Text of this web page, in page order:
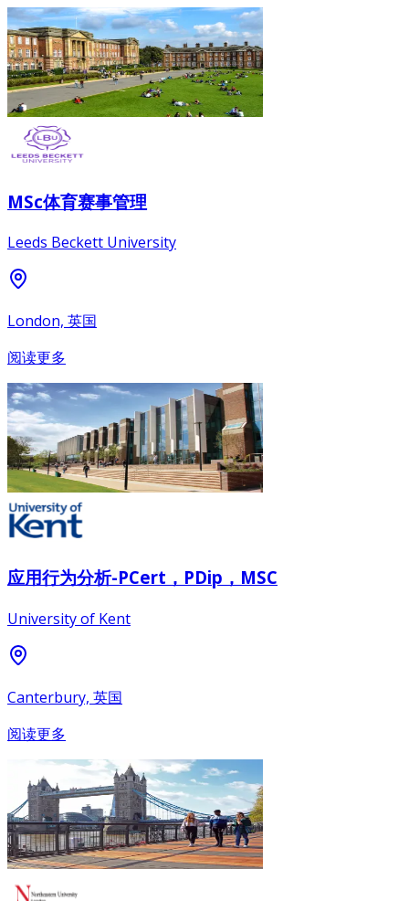
MSc体育赛事管理
Leeds Beckett University
London, 英国
阅读更多
应用行为分析-PCert，PDip，MSC
University of Kent
Canterbury, 英国
阅读更多